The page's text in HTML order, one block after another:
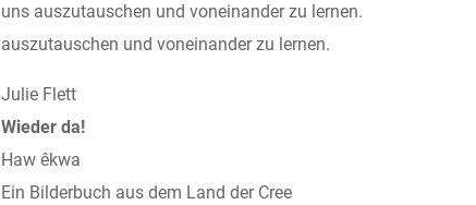
uns auszutauschen und voneinander zu lernen.
auszutauschen und voneinander zu lernen.
Julie Flett
Wieder da!
Haw êkwa
Ein Bilderbuch aus dem Land der Cree